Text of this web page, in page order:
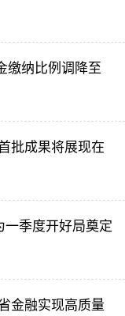
缴纳比例调降至
批成果将展现在
一季度开好局奠定
金融实现高质量